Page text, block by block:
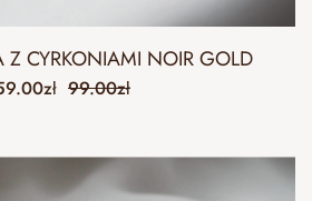
Z CYRKONIAMI NOIR GOLD
99.00zł
zł